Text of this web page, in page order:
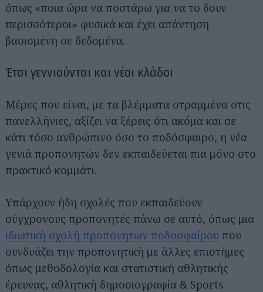
όπως «ποια ώρα να ποστάρω για να το δουν
περισσότεροι» φυσικά και έχει απάντηση
βασισμένη σε δεδομένα.
Έτσι γεννιούνται και νέοι κλάδοι
Μέρες που είναι, με τα βλέμματα στραμμένα στις
πανελλήνιες, αξίζει να ξέρεις ότι ακόμα και σε
κάτι τόσο ανθρώπινο όσο το ποδόσφαιρο, η νέα
γενιά προπονητών δεν εκπαιδεύεται πια μόνο στο
πρακτικό κομμάτι.
Υπάρχουν ήδη σχολές που εκπαιδεύουν
σύγχρονους προπονητές πάνω σε αυτό, όπως μια
ιδιωτική σχολή προπονητών ποδοσφαίρου που
συνδυάζει την προπονητική με άλλες επιστήμες
όπως μεθοδολογία και στατιστική αθλητικής
έρευνας, αθλητική δημοσιογραφία & Sports